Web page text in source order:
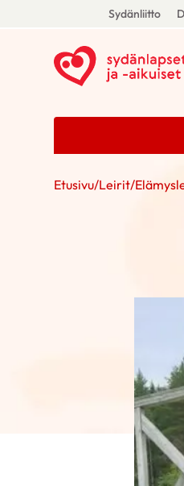
Sydänliitto
Etusivu/Leirit/